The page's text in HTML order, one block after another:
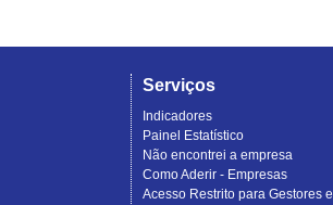
Serviços
Indicadores
Painel Estatístico
Não encontrei a empresa
Como Aderir - Empresas
Acesso Restrito para Gestores e